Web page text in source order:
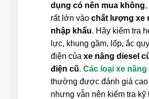
dụng có nên mua không,
rất lớn vào chất lượng xe
nhập khẩu. Hãy kiểm tra
lực, khung gầm, lốp, ắc
điện của xe nâng diesel
điện cũ. Các loại xe nâng
thường được đánh giá cao
nhưng vẫn nên kiểm tra